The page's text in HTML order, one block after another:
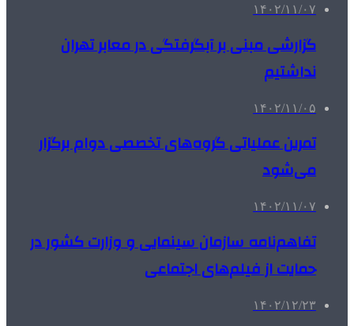
۱۴۰۲/۱۱/۰۷
گزارشی مبنی بر آبگرفتگی در معابر تهران
نداشتیم
۱۴۰۲/۱۱/۰۵
تمرین عملیاتی گروه‌های تخصصی دوام برگزار
می‌شود
۱۴۰۲/۱۱/۰۷
تفاهم‌نامه‌ سازمان سینمایی و وزارت کشور در
حمایت از فیلم‌های اجتماعی
۱۴۰۲/۱۲/۲۳